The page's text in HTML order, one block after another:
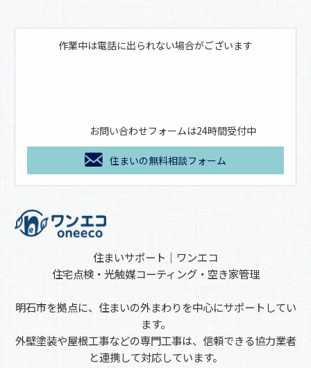
作業中は電話に出られない場合がございます
お問い合わせフォームは24時間受付中
住まいの無料相談フォーム
住まいサポート｜ワンエコ
住宅点検・光触媒コーティング・空き家管理
明石市を拠点に、住まいの外まわりを中心にサポートしてい
ます。
外壁塗装や屋根工事などの専門工事は、信頼できる協力業者
と連携して対応しています。